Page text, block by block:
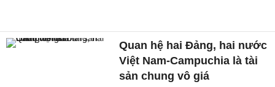
Quan hệ hai Đảng, hai nước
Việt Nam-Campuchia là tài
sản chung vô giá ​